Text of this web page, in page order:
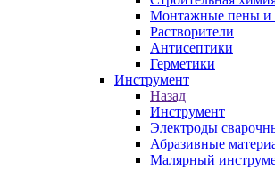
Монтажные пены и
Растворители
Антисептики
Герметики
Инструмент
Назад
Инструмент
Электроды
Абразивные
Малярный